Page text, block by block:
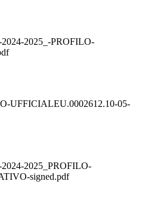
2025_-PROFILO-
UFFICIALEU.0002612.10-05-
2025_PROFILO-
signed.pdf